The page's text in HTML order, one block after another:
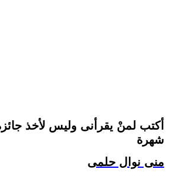
أكتب لمنْ يقرأنى وليس لأخذ
شهرة
منى نوال حلمى